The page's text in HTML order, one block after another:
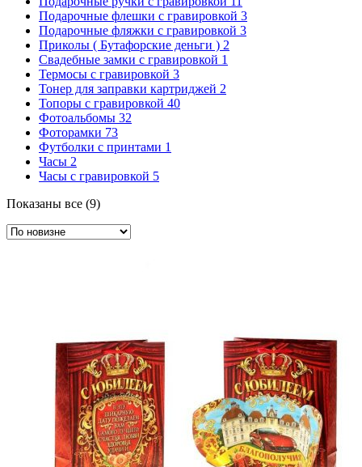
Подарочные флешки с гравировкой 3
Подарочные фляжки с гравировкой 3
Приколы ( Бутафорские деньги ) 2
Свадебные замки с гравировкой 1
Термосы с гравировкой 3
Тонер для заправки картриджей 2
Топоры с гравировкой 40
Фотоальбомы 32
Фоторамки 73
Футболки с принтами 1
Часы 2
Часы с гравировкой 5
Показаны все (9)Сортировка:
недавние